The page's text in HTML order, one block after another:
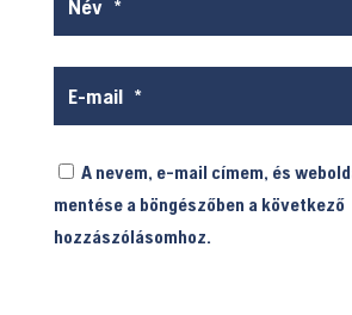
A nevem, e-mail címem, és
mentése a böngészőben a következő
hozzászólásomhoz.